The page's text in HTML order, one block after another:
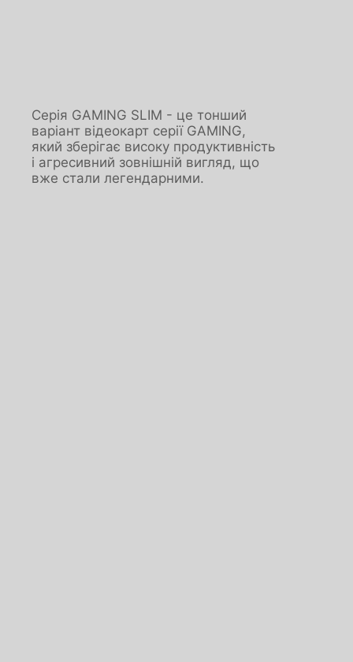
Серія GAMING SLIM - це тонший
варіант відеокарт серії GAMING,
який зберігає високу продуктивність
і агресивний зовнішній вигляд, що
вже стали легендарними.